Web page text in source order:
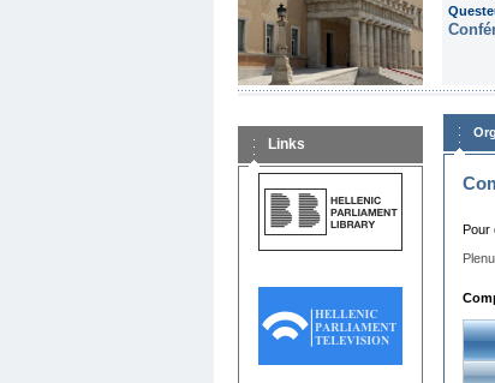
Links
Pour